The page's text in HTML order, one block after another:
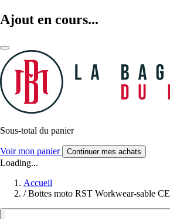
Ajout en cours...
Sous-total du panier
Voir mon panier Continuer mes achats
Loading...
Accueil
/ Bottes moto RST Workwear-sable CE